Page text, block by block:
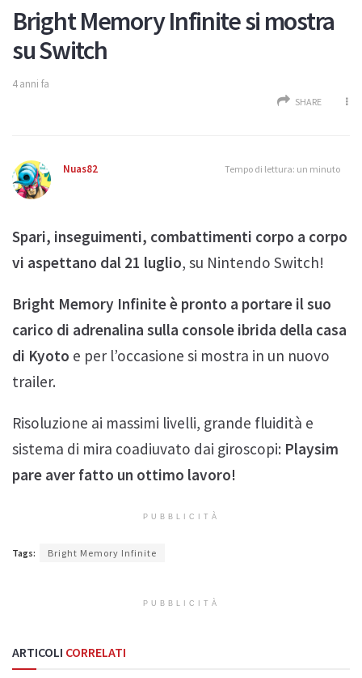
Bright Memory Infinite si mostra
su Switch
4 anni fa
SHARE
Nuas82 Tempo di lettura: un minuto
Spari, inseguimenti, combattimenti corpo a corpo
vi aspettano dal 21 luglio, su Nintendo Switch!
Bright Memory Infinite è pronto a portare il suo
carico di adrenalina sulla console ibrida della casa
di Kyoto e per l’occasione si mostra in un nuovo
trailer.
Risoluzione ai massimi livelli, grande fluidità e
sistema di mira coadiuvato dai giroscopi: Playsim
pare aver fatto un ottimo lavoro!
PUBBLICITÀ
Tags: Bright Memory Infinite
PUBBLICITÀ
ARTICOLI CORRELATI